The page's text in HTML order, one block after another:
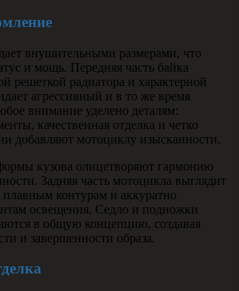
внушительными размерами, что
и мощь. Передняя часть байка
решеткой радиатора и характерной
агрессивный и в то же время
внимание уделено деталям:
качественная отделка и четко
добавляют мотоциклу изысканности.
кузова олицетворяют гармонию
Задняя часть мотоцикла выглядит
плавным контурам и аккуратно
освещения. Седло и подножки
в общую концепцию, создавая
и завершенности образа.